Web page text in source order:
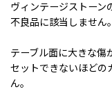
ヴィンテージストーン
不良品に該当しません。
テーブル面に大きな傷
セットできないほどの
ん。